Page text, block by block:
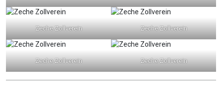
Zeche Zollverein Zeche Zollverein
Zeche Zollverein Zeche Zollverein